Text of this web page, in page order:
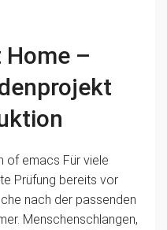
Home –
of emacs Für viele
Prüfung bereits vor
nach der passenden
Menschenschlangen,